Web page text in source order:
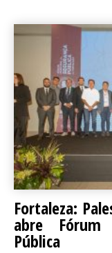
Fortaleza:
abre Fórum
Pública